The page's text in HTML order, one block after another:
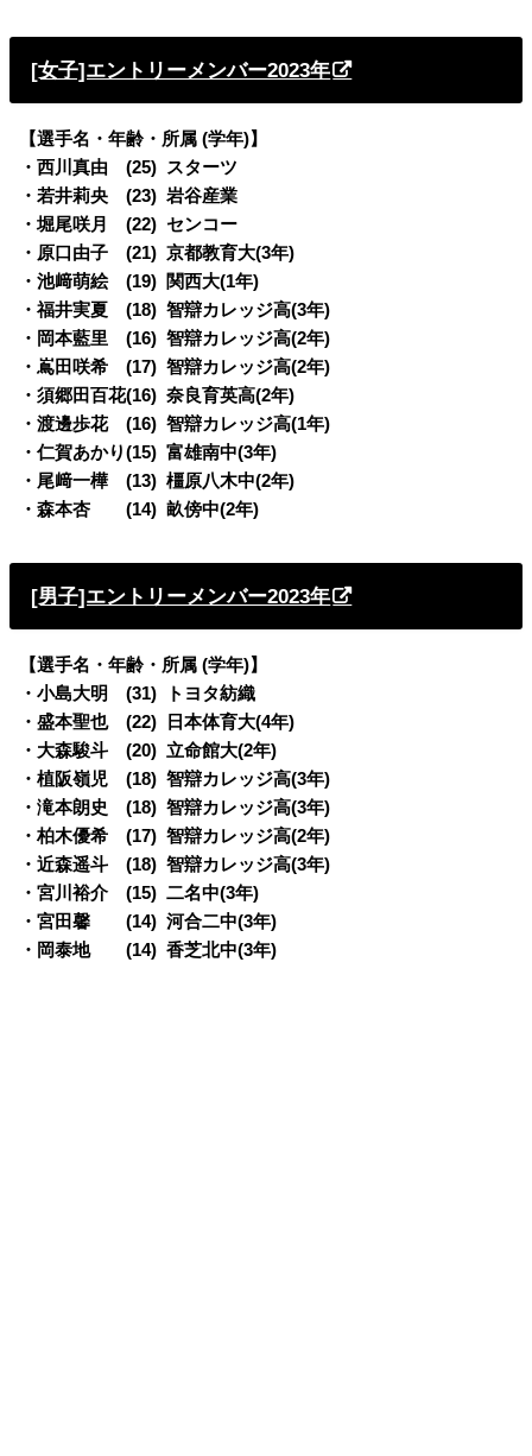
[女子]エントリーメンバー2023年
【選手名・年齢・所属 (学年)】
・西川真由 (25) スターツ
・若井莉央 (23) 岩谷産業
・堀尾咲月 (22) センコー
・原口由子 (21) 京都教育大(3年)
・池﨑萌絵 (19) 関西大(1年)
・福井実夏 (18) 智辯カレッジ高(3年)
・岡本藍里 (16) 智辯カレッジ高(2年)
・嶌田咲希 (17) 智辯カレッジ高(2年)
・須郷田百花(16) 奈良育英高(2年)
・渡邊歩花 (16) 智辯カレッジ高(1年)
・仁賀あかり(15) 富雄南中(3年)
・尾﨑一樺 (13) 橿原八木中(2年)
・森本杏 (14) 畝傍中(2年)
[男子]エントリーメンバー2023年
【選手名・年齢・所属 (学年)】
・小島大明 (31) トヨタ紡織
・盛本聖也 (22) 日本体育大(4年)
・大森駿斗 (20) 立命館大(2年)
・植阪嶺児 (18) 智辯カレッジ高(3年)
・滝本朗史 (18) 智辯カレッジ高(3年)
・柏木優希 (17) 智辯カレッジ高(2年)
・近森遥斗 (18) 智辯カレッジ高(3年)
・宮川裕介 (15) 二名中(3年)
・宮田馨 (14) 河合二中(3年)
・岡泰地 (14) 香芝北中(3年)